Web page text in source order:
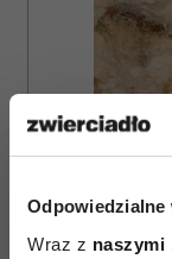
Odpowiedzialne
Wraz z naszymi